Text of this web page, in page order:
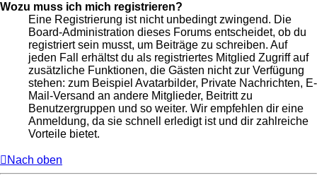
Wozu muss ich mich registrieren?
Eine Registrierung ist nicht unbedingt zwingend. Die
Board-Administration dieses Forums entscheidet, ob du
registriert sein musst, um Beiträge zu schreiben. Auf
jeden Fall erhältst du als registriertes Mitglied Zugriff auf
zusätzliche Funktionen, die Gästen nicht zur Verfügung
stehen: zum Beispiel Avatarbilder, Private Nachrichten, E-
Mail-Versand an andere Mitglieder, Beitritt zu
Benutzergruppen und so weiter. Wir empfehlen dir eine
Anmeldung, da sie schnell erledigt ist und dir zahlreiche
Vorteile bietet.
Nach oben